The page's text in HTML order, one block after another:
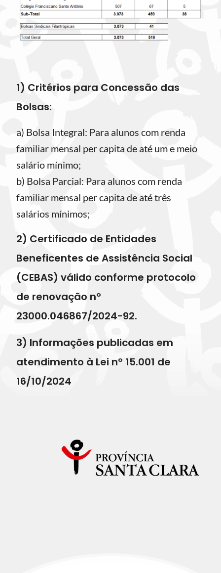
1) Critérios para Concessão das
Bolsas:
a) Bolsa Integral: Para alunos com renda
familiar mensal per capita de até um e meio
salário mínimo;
b) Bolsa Parcial: Para alunos com renda
familiar mensal per capita de até três
salários mínimos;
2) Certificado de Entidades
Beneficentes de Assistência Social
(CEBAS) válido conforme protocolo
de renovação nº
23000.046867/2024-92.
3) Informações publicadas em
atendimento à Lei nº 15.001 de
16/10/2024